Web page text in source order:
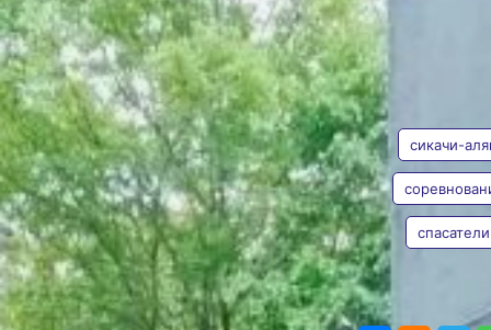
соревнуются
в селе
Сикачи-Алян
Хабаровского
района
Школьники работают
с аварийным
инструментом
и транспортируют
пострадавших
Фото:Комитет
Правительства
Хабаровского края по
ОПУБЛИКОВАНО
03 июня 2026 г., 12:17
АВТОР
Таисия
Субботина
сикачи-
спасатели